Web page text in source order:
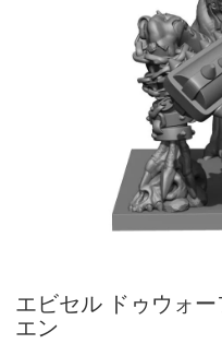
エビセル ドゥウォ
エン